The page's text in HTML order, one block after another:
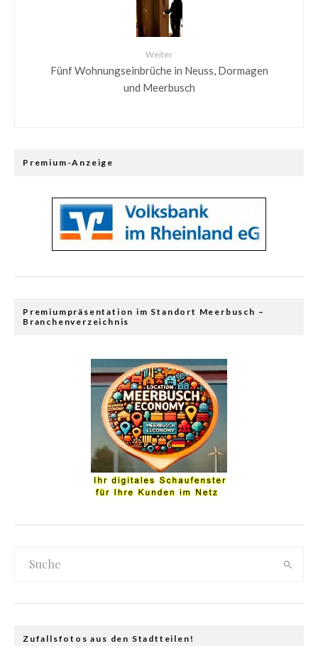
Weiter
Fünf Wohnungseinbrüche in Neuss, Dormagen
und Meerbusch
Premium-Anzeige
Premiumpräsentation im Standort Meerbusch –
Branchenverzeichnis
Zufallsfotos aus den Stadtteilen!